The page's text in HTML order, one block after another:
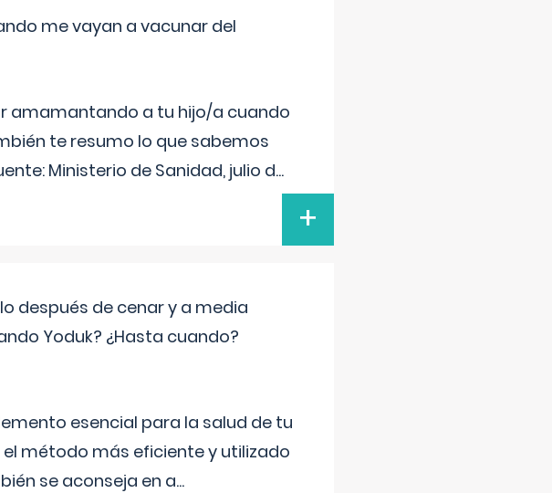
me vayan a vacunar del
amamantando a tu hijo/a cuando
te resumo lo que sabemos
Ministerio de Sanidad, julio d...
+
después de cenar y a media
Yoduk? ¿Hasta cuando?
esencial para la salud de tu
método más eficiente y utilizado
se aconseja en a...